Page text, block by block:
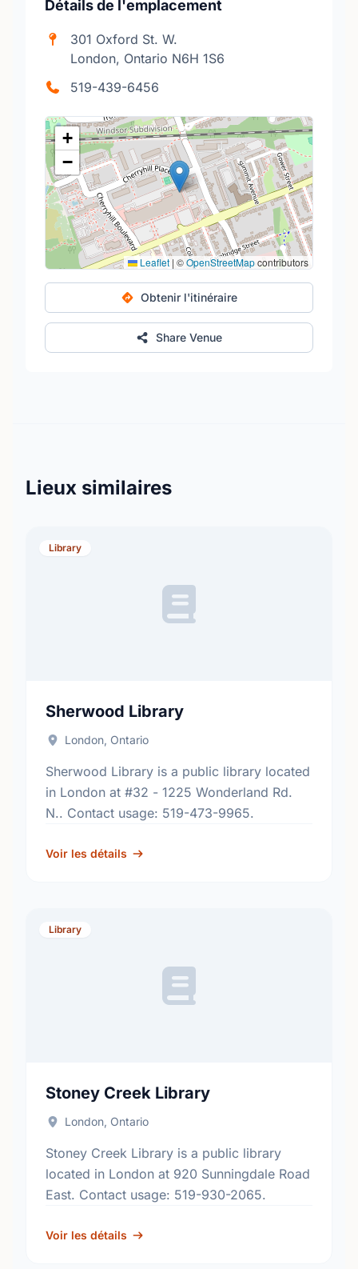
Détails de l'emplacement
301 Oxford St. W.
London, Ontario N6H 1S6
519-439-6456
+
−
Leaflet | ©OpenStreetMapcontributors
Obtenir l'itinéraire
Share Venue
Lieux similaires
Library
Sherwood Library
London, Ontario
Sherwood Library is a public library located
in London at #32 - 1225 Wonderland Rd.
N.. Contact usage: 519-473-9965.
Voir les détails
Library
Stoney Creek Library
London, Ontario
Stoney Creek Library is a public library
located in London at 920 Sunningdale Road
East. Contact usage: 519-930-2065.
Voir les détails